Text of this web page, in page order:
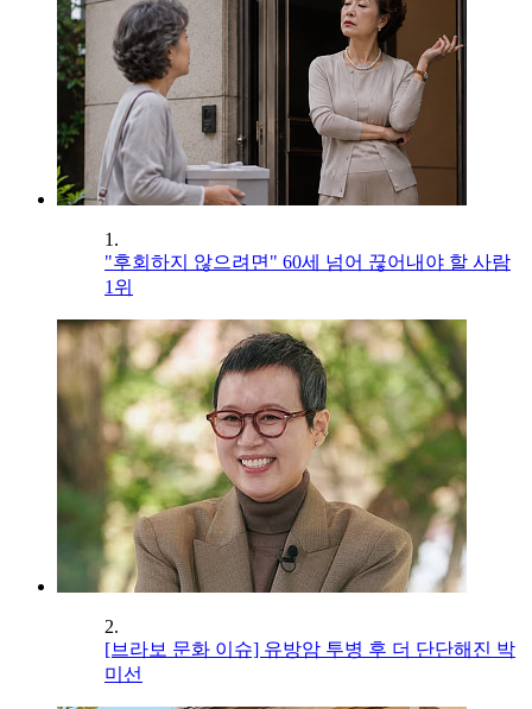
1.
"후회하지 않으려면" 60세 넘어 끊어내야 할 사람
1위
2.
[브라보 문화 이슈] 유방암 투병 후 더 단단해진 박
미선